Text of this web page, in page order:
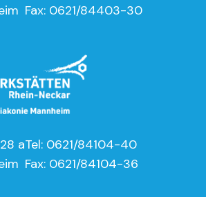
Fax: 0621/84403-30
aTel: 0621/84104-40
Fax: 0621/84104-36